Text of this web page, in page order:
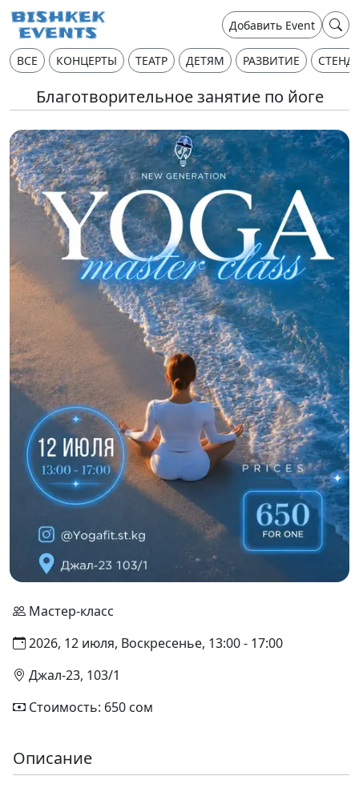
Добавить Event
ВСЕ КОНЦЕРТЫ ТЕАТР ДЕТЯМ РАЗВИТИЕ
Благотворительное занятие по йоге
Мастер-класс
2026, 12 июля, Воскресенье, 13:00 - 17:00
Джал-23, 103/1
Стоимость: 650 сом
Описание